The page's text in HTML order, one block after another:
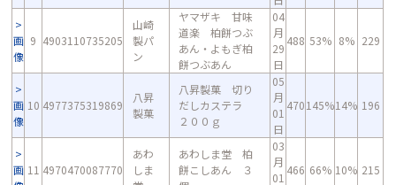
画
像
9 4903110735205
山崎
製パ
ン
ヤマザキ 甘味
道楽 柏餅つぶ
あん・よもぎ柏
餅つぶあん
04
月
29
日
488 53% 8% 229
画
像
10 4977375319869
八昇
製菓
八昇製菓 切り
だしカステラ
２００ｇ
05
月
01
日
470145%14% 196
画 11 4970470087770
あわ
しま
あわしま堂 柏
餅こしあん ３
03
月
01
466 66% 10% 215